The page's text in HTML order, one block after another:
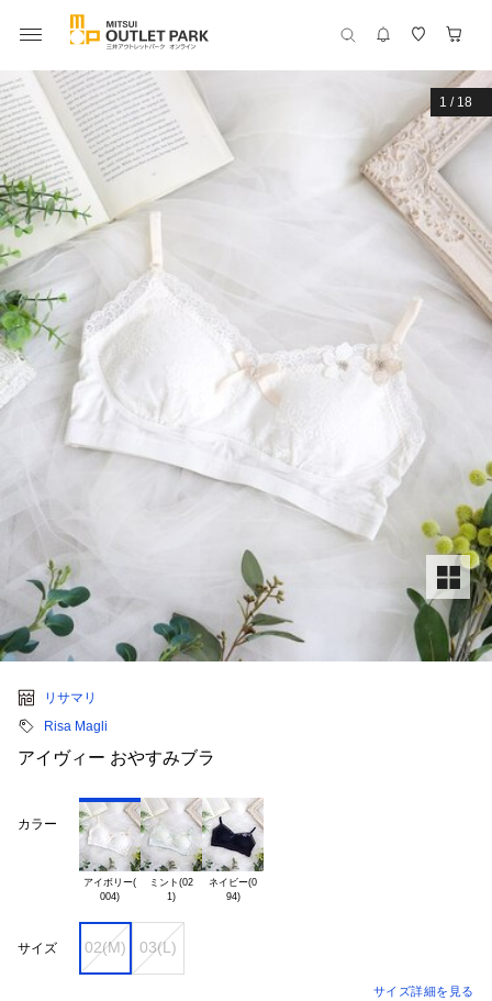
1 / 18
リサマリ
Risa Magli
アイヴィー おやすみブラ
カラー
アイボリー(
ミント(02
ネイビー(0
94)
サイズ 02(M) 03(L)
サイズ詳細を見る